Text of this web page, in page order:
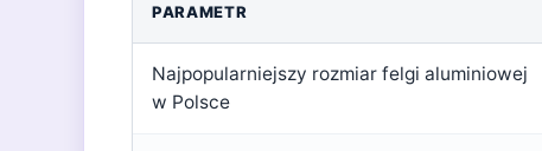
PARAMETR
Najpopularniejszy rozmiar felgi aluminiowej
w Polsce